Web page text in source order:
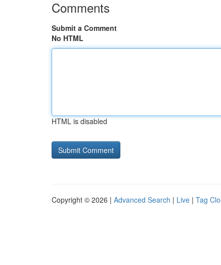
Comments
Submit a Comment
No HTML
HTML is disabled
Copyright © 2026 | Advanced Search | Live | Tag